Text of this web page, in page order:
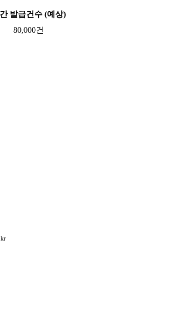
발급건수 (예상)
80,000건